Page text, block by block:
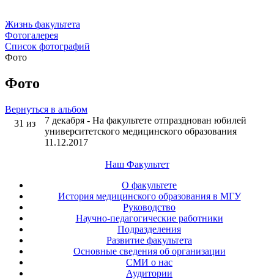
Жизнь факультета
Фотогалерея
Список фотографий
Фото
Фото
Вернуться в альбом
31 из
7 декабря - На факультете отпразднован юбилей
университетского медицинского образования
11.12.2017
Наш Факультет
О факультете
История медицинского образования в МГУ
Руководство
Научно-педагогические работники
Подразделения
Развитие факультета
Основные сведения об организации
СМИ о нас
Аудитории